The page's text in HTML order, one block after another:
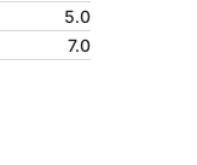
5.0
7.0